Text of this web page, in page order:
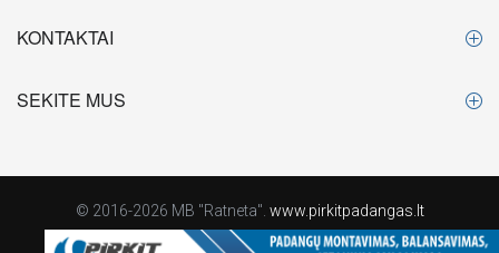
KONTAKTAI
SEKITE MUS
© 2016-2026 MB "Ratneta". www.pirkitpadangas.lt